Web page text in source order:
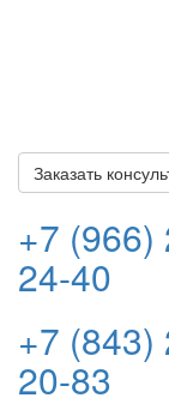
Заказать
+7 (966)
24-40
+7 (843)
20-83